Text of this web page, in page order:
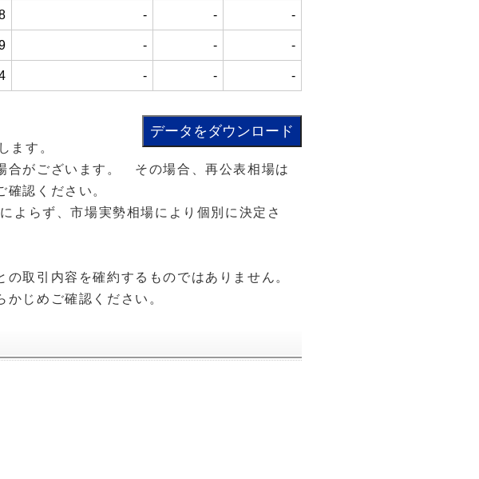
- - -
- - -
- - -
ます。
合がございます。 その場合、再公表相場は
認ください。
よらず、市場実勢相場により個別に決定さ
取引内容を確約するものではありません。
じめご確認ください。